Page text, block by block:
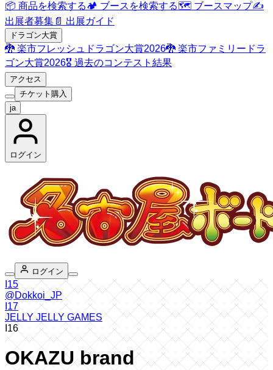
📦 商品を検索する🏕️ ブースを検索する🗺️ ブースマップ✍️
出展者募集 📄 出展ガイド
ドラゴン大賞
🐉 楽市フレッシュドラゴン大賞2026🐉 楽市ファミリードラ
ゴン大賞2026🎖️ 過去のコンテスト結果
アクセス
チケット購入
ja
ログイン
ログイン
I15
@Dokkoi_JP
I17
JELLY JELLY GAMES
I16
OKAZU brand